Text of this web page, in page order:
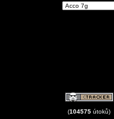
(104575 útoků)